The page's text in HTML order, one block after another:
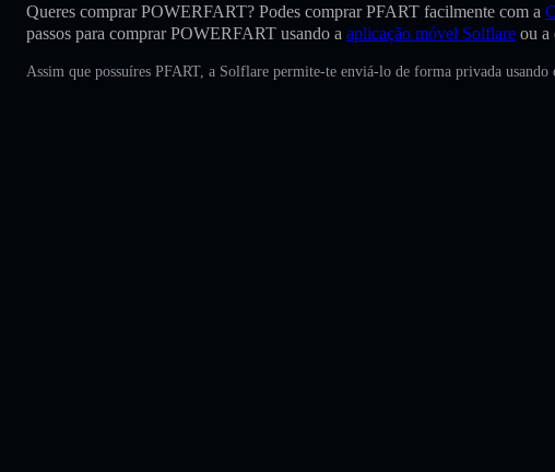
Queres comprar POWERFART? Podes comprar PFART facilmente com a
passos para comprar POWERFART usando a aplicação móvel Solflare ou a
Assim que possuíres PFART, a Solflare permite-te enviá-lo de forma privada